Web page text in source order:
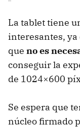
La tablet tiene
interesantes,
que no es
conseguir la
de 1024×600
Se espera que
núcleo firmado